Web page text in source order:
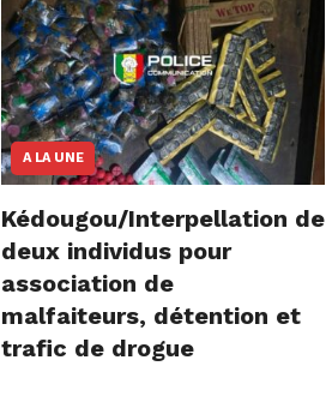
A LA UNE
Kédougou/Interpellation de
deux individus pour
association de
malfaiteurs, détention et
trafic de drogue